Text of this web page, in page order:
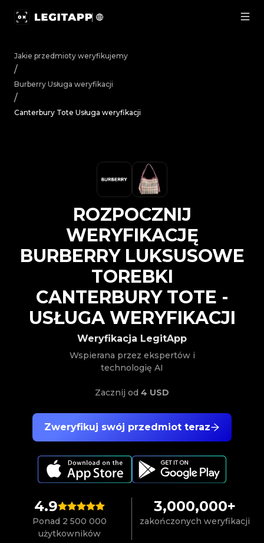
Jakie przedmioty weryfikujemy
/
Burberry Usługa weryfikacji
/
Canterbury Tote Usługa weryfikacji
4.9
Ponad 2 500 000
użytkowników
3,000,000+
zakończonych weryfikacji
Zweryfikuj swój przedmiot teraz
Weryfikacja LegitApp
Wspierana przez ekspertów i
technologię AI
Zacznij od 4 USD
ROZPOCZNIJ
WERYFIKACJĘ
BURBERRY LUKSUSOWE
TOREBKI
CANTERBURY TOTE -
USŁUGA WERYFIKACJI